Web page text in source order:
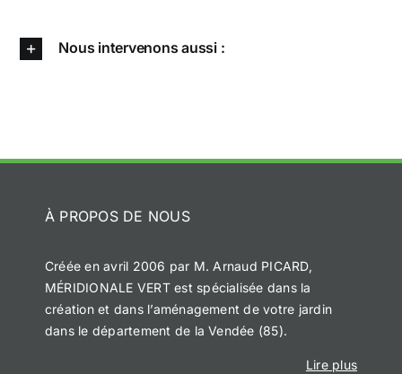
Nous intervenons aussi :
À PROPOS DE NOUS
Créée en avril 2006 par M. Arnaud PICARD,
MÉRIDIONALE VERT est spécialisée dans la
création et dans l’aménagement de votre jardin
dans le département de la Vendée (85).
Lire plus